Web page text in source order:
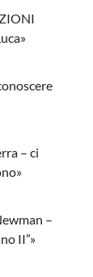
– ci
–
II”»